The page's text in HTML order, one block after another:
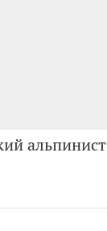
альпинист